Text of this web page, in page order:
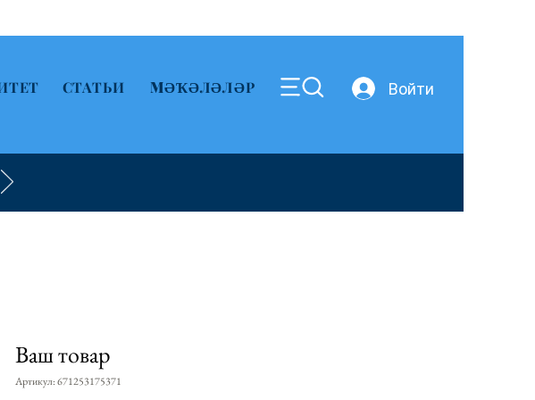
СТАТЬИ MӘҠӘЛӘЛӘР Войти
Ваш товар
Артикул: 671253175371